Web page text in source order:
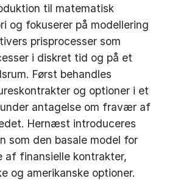
til matematisk
og fokuserer på modellering
prisprocesser som
i diskret tid og på et
Først behandles
og optioner i et
antagelse om fravær af
Hernæst introduceres
som den basale model for
finansielle kontrakter,
og amerikanske optioner.